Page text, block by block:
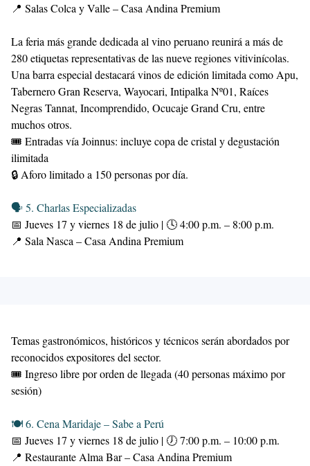
📍 Salas Colca y Valle – Casa Andina Premium
La feria más grande dedicada al vino peruano reunirá a más de
280 etiquetas representativas de las nueve regiones vitivinícolas.
Una barra especial destacará vinos de edición limitada como Apu,
Tabernero Gran Reserva, Wayocari, Intipalka Nº01, Raíces
Negras Tannat, Incomprendido, Ocucaje Grand Cru, entre
muchos otros.
🎟 Entradas vía Joinnus: incluye copa de cristal y degustación
ilimitada
🔒 Aforo limitado a 150 personas por día.
🗣️ 5. Charlas Especializadas
📅 Jueves 17 y viernes 18 de julio | 🕓 4:00 p.m. – 8:00 p.m.
📍 Sala Nasca – Casa Andina Premium
Temas gastronómicos, históricos y técnicos serán abordados por
reconocidos expositores del sector.
🎟 Ingreso libre por orden de llegada (40 personas máximo por
sesión)
🍽️ 6. Cena Maridaje – Sabe a Perú
📅 Jueves 17 y viernes 18 de julio | 🕖 7:00 p.m. – 10:00 p.m.
📍 Restaurante Alma Bar – Casa Andina Premium